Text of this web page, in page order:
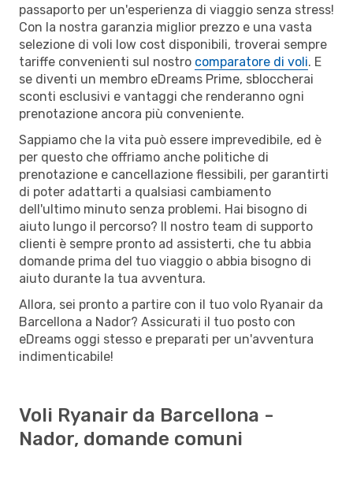
passaporto per un'esperienza di viaggio senza stress!
Con la nostra garanzia miglior prezzo e una vasta
selezione di voli low cost disponibili, troverai sempre
tariffe convenienti sul nostro comparatore di voli. E
se diventi un membro eDreams Prime, sbloccherai
sconti esclusivi e vantaggi che renderanno ogni
prenotazione ancora più conveniente.
Sappiamo che la vita può essere imprevedibile, ed è
per questo che offriamo anche politiche di
prenotazione e cancellazione flessibili, per garantirti
di poter adattarti a qualsiasi cambiamento
dell'ultimo minuto senza problemi. Hai bisogno di
aiuto lungo il percorso? Il nostro team di supporto
clienti è sempre pronto ad assisterti, che tu abbia
domande prima del tuo viaggio o abbia bisogno di
aiuto durante la tua avventura.
Allora, sei pronto a partire con il tuo volo Ryanair da
Barcellona a Nador? Assicurati il tuo posto con
eDreams oggi stesso e preparati per un'avventura
indimenticabile!
Voli Ryanair da Barcellona -
Nador, domande comuni